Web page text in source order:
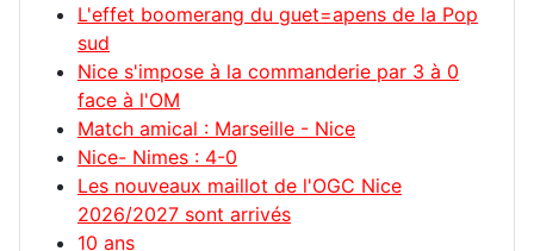
L'effet boomerang du guet=apens de la Pop
sud
Nice s'impose à la commanderie par 3 à 0
face à l'OM
Match amical : Marseille - Nice
Nice- Nimes : 4-0
Les nouveaux maillot de l'OGC Nice
2026/2027 sont arrivés
10 ans